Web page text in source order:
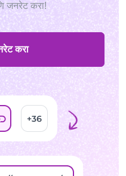
जनरेट करा!
करा